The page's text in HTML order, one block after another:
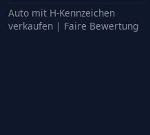
Auto mit H-Kennzeichen
verkaufen | Faire Bewertung